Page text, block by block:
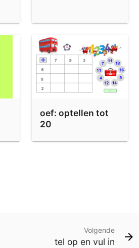
oef: optellen tot
20
Volgende
tel op en vul in